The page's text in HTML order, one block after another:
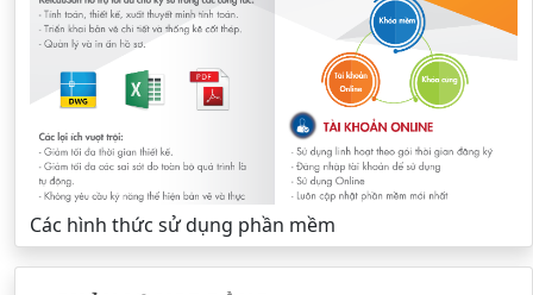
Các hình thức sử dụng phần mềm